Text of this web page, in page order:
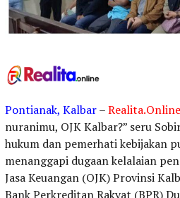
Pontianak, Kalbar–Realita.Online
nuranimu, OJK Kalbar?” seru
hukum dan pemerhati kebijakan
menanggapi dugaan kelalaian
Jasa Keuangan (OJK) Provinsi
Bank Perkreditan Rakyat (BPR)